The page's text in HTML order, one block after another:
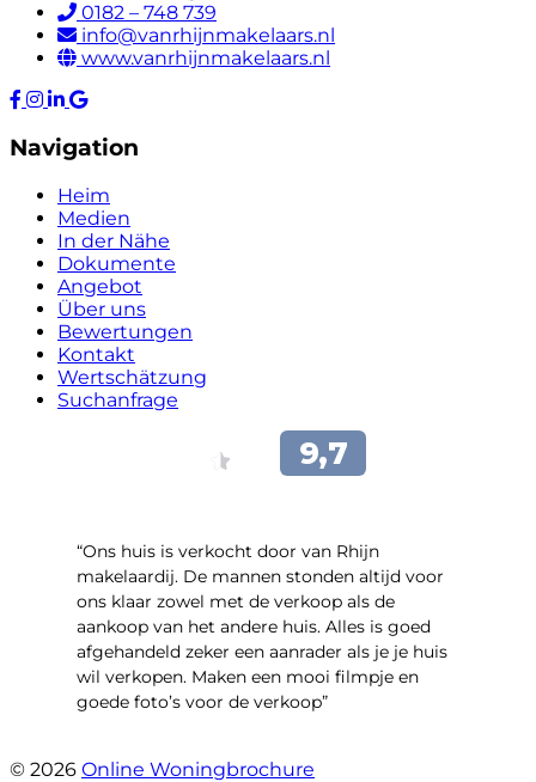
0182 – 748 739
info@vanrhijnmakelaars.nl
www.vanrhijnmakelaars.nl
Navigation
Heim
Medien
In der Nähe
Dokumente
Angebot
Über uns
Bewertungen
Kontakt
Wertschätzung
Suchanfrage
“Ons huis is verkocht door van Rhijn
makelaardij. De mannen stonden altijd voor
ons klaar zowel met de verkoop als de
aankoop van het andere huis. Alles is goed
afgehandeld zeker een aanrader als je je huis
wil verkopen. Maken een mooi filmpje en
goede foto’s voor de verkoop”
© 2026 Online Woningbrochure